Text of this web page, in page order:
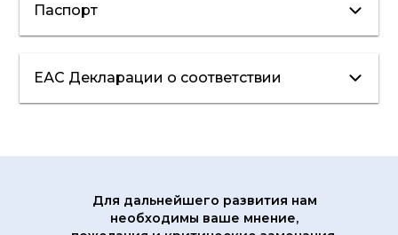
Паспорт
ЭнКо
ЕАС Декларации о соответствии
Для дальнейшего развития нам
необходимы ваше мнение,